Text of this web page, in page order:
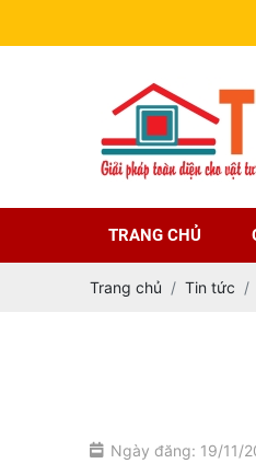
TRANG CHỦ
Trang chủ Tin tức
Ngày đăng: 19/11/